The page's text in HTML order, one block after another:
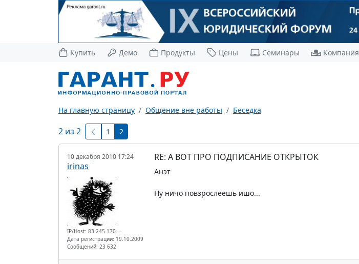
Купить Демо Продукты Цены Семинары Компания
На главную страницу Общение вне работы Беседка
2 из 2 1 2
10 декабря 2010 17:24
irinas
IP/Host: 83.245.170.---
Дата регистрации: 19.10.2009
Сообщений: 23 632
RE: А ВОТ ПРО ПОДПИСАНИЕ ОТКРЫТОК
Анэт
Ну ничо повзрослеешь ишо...